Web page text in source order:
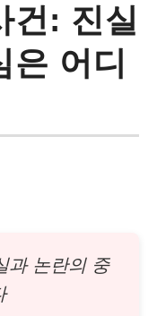
건: 진실
은 어디
과 논란의 중